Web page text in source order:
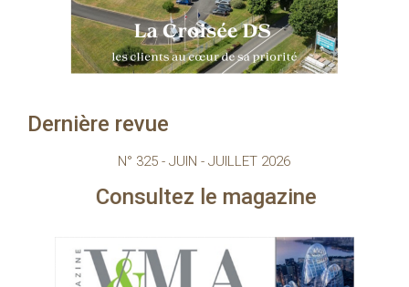
Dernière revue
N° 325 - JUIN - JUILLET 2026
le magazine